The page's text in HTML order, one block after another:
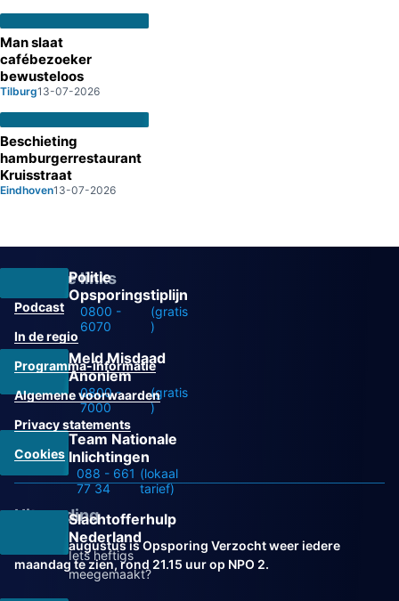
Man slaat
cafébezoeker
bewusteloos
Tilburg13-07-2026
Beschieting
hamburgerrestaurant
Kruisstraat
Eindhoven13-07-2026
Politie
Opsporingstiplijn
0800 -
6070
(gratis
)
Meld Misdaad
Anoniem
0800 -
7000
(gratis
)
Team Nationale
Inlichtingen
088 - 661
77 34
(lokaal
tarief)
Slachtofferhulp
Nederland
Iets heftigs
meegemaakt?
Overige links
Podcast
In de regio
Programma-informatie
Algemene voorwaarden
Privacy statements
Cookies
Uitzending
Vanaf 31 augustus is Opsporing Verzocht weer iedere
maandag te zien, rond 21.15 uur op NPO 2.